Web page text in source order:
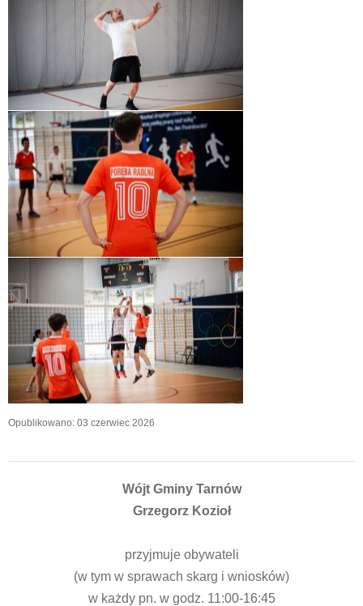
Opublikowano: 03 czerwiec 2026
Wójt Gminy Tarnów
Grzegorz Kozioł
przyjmuje obywateli
(w tym w sprawach skarg i wniosków)
w każdy pn. w godz. 11:00-16:45